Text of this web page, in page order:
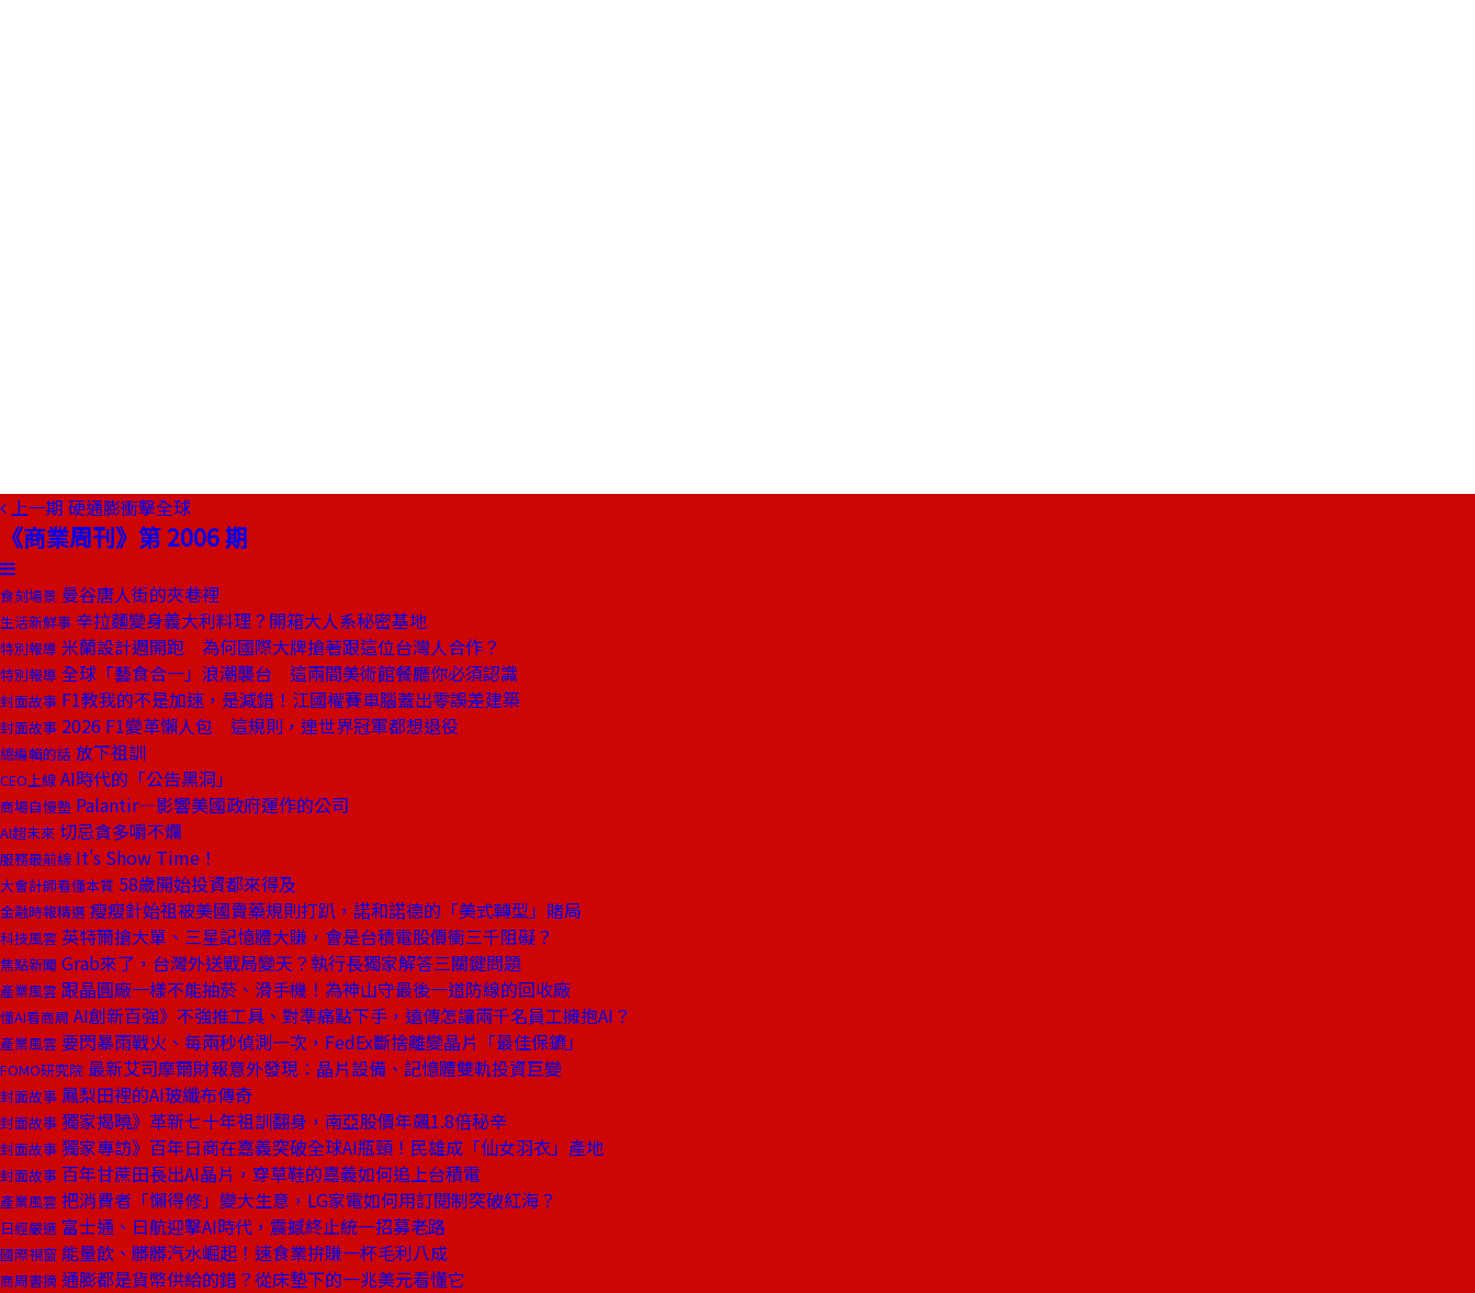
上一期 硬通膨衝擊全球
《商業周刊》第 2006 期
食刻場景 曼谷唐人街的夾巷裡
生活新鮮事 辛拉麵變身義大利料理？開箱大人系秘密基地
特別報導 米蘭設計週開跑 為何國際大牌搶著跟這位台灣人合作？
特別報導 全球「藝食合一」浪潮襲台 這兩間美術館餐廳你必須認識
封面故事 F1教我的不是加速，是減錯！江國權賽車腦蓋出零誤差建築
封面故事 2026 F1變革懶人包 這規則，連世界冠軍都想退役
總編輯的話 放下祖訓
CEO上線 AI時代的「公告黑洞」
商場自慢塾 Palantir—影響美國政府運作的公司
AI超未來 切忌貪多嚼不爛
服務最前線 It's Show Time！
大會計師看懂本質 58歲開始投資都來得及
金融時報精選 瘦瘦針始祖被美國賣藥規則打趴，諾和諾德的「美式轉型」賭局
科技風雲 英特爾搶大單、三星記憶體大賺，會是台積電股價衝三千阻礙？
焦點新聞 Grab來了，台灣外送戰局變天？執行長獨家解答三關鍵問題
產業風雲 跟晶圓廠一樣不能抽菸、滑手機！為神山守最後一道防線的回收廠
懂AI看商周 AI創新百強》不強推工具、對準痛點下手，遠傳怎讓兩千名員工擁抱AI？
產業風雲 要閃暴雨戰火、每兩秒偵測一次，FedEx斷捨離變晶片「最佳保鑣」
FOMO研究院 最新艾司摩爾財報意外發現：晶片設備、記憶體雙軌投資巨變
封面故事 鳳梨田裡的AI玻纖布傳奇
封面故事 獨家揭曉》革新七十年祖訓翻身，南亞股價年飆1.8倍秘辛
封面故事 獨家專訪》百年日商在嘉義突破全球AI瓶頸！民雄成「仙女羽衣」產地
封面故事 百年甘蔗田長出AI晶片，穿草鞋的嘉義如何追上台積電
產業風雲 把消費者「懶得修」變大生意，LG家電如何用訂閱制突破紅海？
日經嚴選 富士通、日航迎擊AI時代，震撼終止統一招募老路
國際視窗 能量飲、髒髒汽水崛起！速食業拚賺一杯毛利八成
商周書摘 通膨都是貨幣供給的錯？從床墊下的一兆美元看懂它